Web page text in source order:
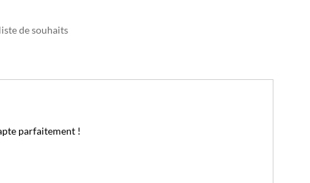
de souhaits
parfaitement !